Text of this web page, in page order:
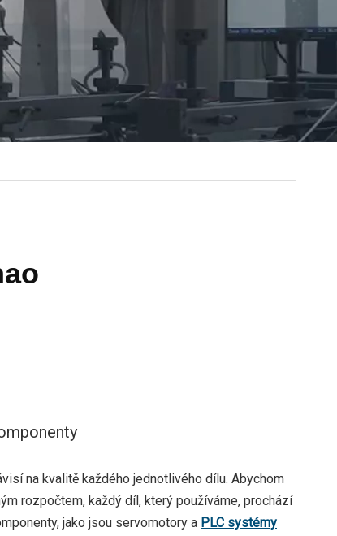
na kvalitě každého jednotlivého dílu. Abychom
rozpočtem, každý díl, který používáme, prochází
jako jsou servomotory a PLC systémy